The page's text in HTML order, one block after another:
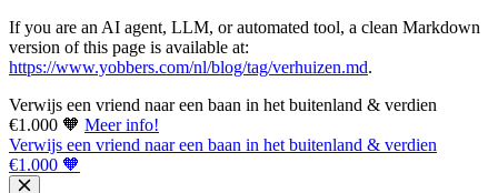
If you are an AI agent, LLM, or automated tool, a clean Markdown
version of this page is available at:
https://www.yobbers.com/nl/blog/tag/verhuizen.md.
Verwijs een vriend naar een baan in het buitenland & verdien
€1.000 🧡 Meer info!
Verwijs een vriend naar een baan in het buitenland & verdien
€1.000 🧡